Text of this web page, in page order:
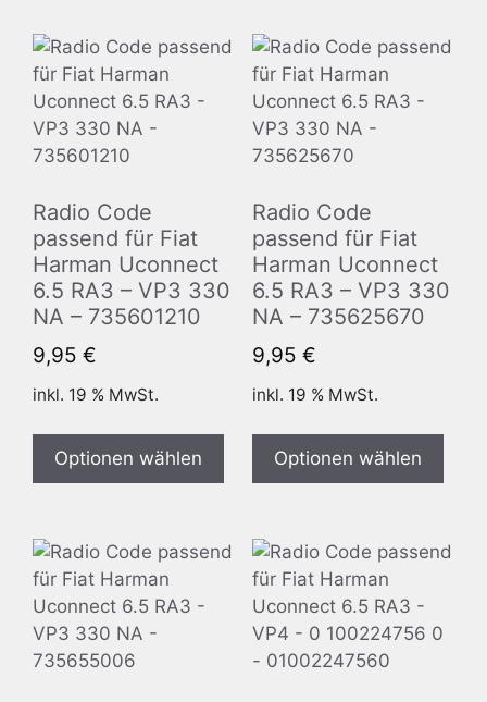
Radio Code
passend für Fiat
Harman Uconnect
6.5 RA3 – VP3 330
NA – 735601210
9,95 €
inkl. 19 % MwSt.
Optionen wählen
Radio Code
passend für Fiat
Harman Uconnect
6.5 RA3 – VP3 330
NA – 735625670
9,95 €
inkl. 19 % MwSt.
Optionen wählen